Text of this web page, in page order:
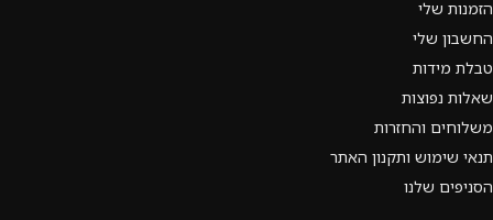
הזמנות שלי
החשבון שלי
טבלת מידות
שאלות נפוצות
משלוחים והחזרות
תנאי שימוש ותקנון האתר
הסניפים שלנו